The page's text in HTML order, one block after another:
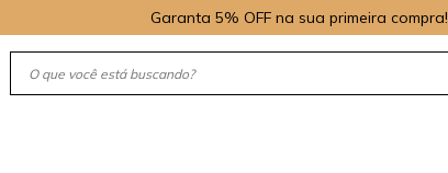
Garanta 5% OFF na sua primeira